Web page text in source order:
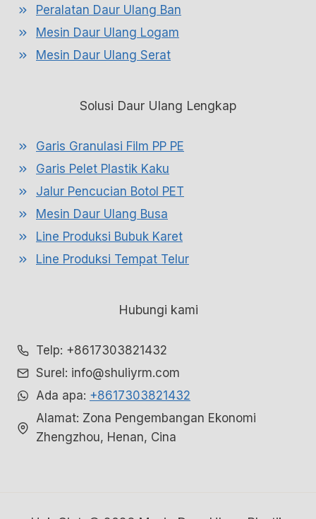
Peralatan Daur Ulang Ban
Mesin Daur Ulang Logam
Mesin Daur Ulang Serat
Solusi Daur Ulang Lengkap
Garis Granulasi Film PP PE
Garis Pelet Plastik Kaku
Jalur Pencucian Botol PET
Mesin Daur Ulang Busa
Line Produksi Bubuk Karet
Line Produksi Tempat Telur
Hubungi kami
Telp: +8617303821432
Surel: info@shuliyrm.com
Ada apa: +8617303821432
Alamat: Zona Pengembangan Ekonomi
Zhengzhou, Henan, Cina